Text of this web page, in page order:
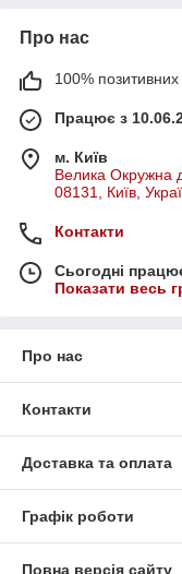
Про нас
100% позитивних
Працює з
м. Київ
Велика Окружна
08131, Київ,
Контакти
Сьогодні
Показати весь
Про нас
Контакти
Доставка та оплата
Графік роботи
Повна версія сайту